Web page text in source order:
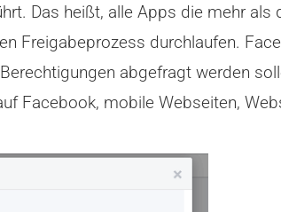
Das heißt, alle Apps die mehr
Freigabeprozess durchlaufen.
abgefragt werden
Facebook, mobile Webseiten,